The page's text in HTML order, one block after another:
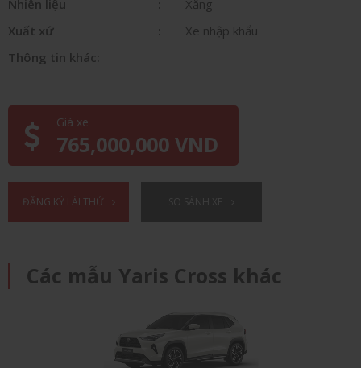
Nhiên liệu
Xăng
Xuất xứ
Xe nhập khẩu
Thông tin khác:
Giá xe
765,000,000 VND
ĐĂNG KÝ LÁI THỬ SO SÁNH XE
Các mẫu Yaris Cross khác